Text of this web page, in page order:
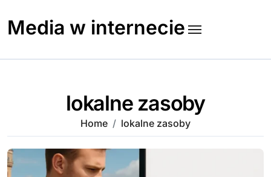
content
Media w internecie
lokalne zasoby
Home lokalne zasoby